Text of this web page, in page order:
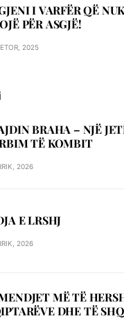
I VARFËR QË
PËR ASGJË!
2025
BRAHA – NJЁ
TЁ KOMBIT
2026
E LRSHJ
2026
MË TË
DHE TË